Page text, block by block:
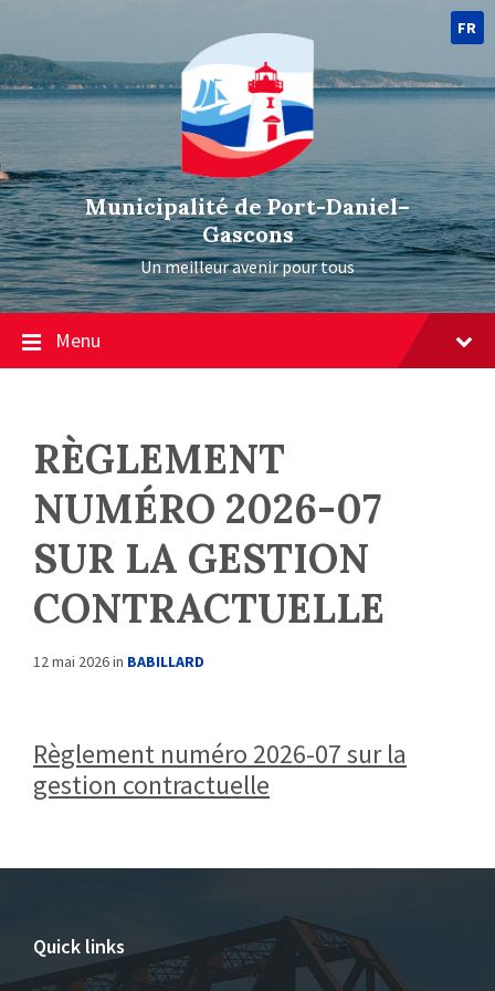
FR
Municipalité de Port-Daniel–
Gascons
Un meilleur avenir pour tous
Menu
RÈGLEMENT
NUMÉRO 2026-07
SUR LA GESTION
CONTRACTUELLE
12 mai 2026in BABILLARD
Règlement numéro 2026-07 sur la
gestion contractuelle
Quick links